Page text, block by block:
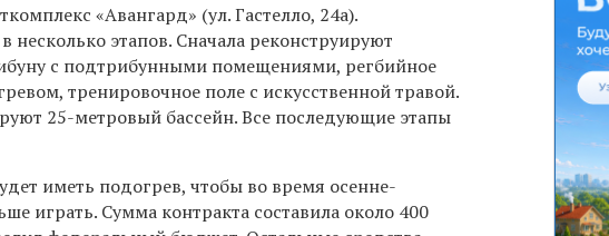
«Авангард» (ул. Гастелло, 24а).
этапов. Сначала реконструируют
с подтрибунными помещениями, регбийное
тренировочное поле с искусственной травой.
25-метровый бассейн. Все последующие этапы
иметь подогрев, чтобы во время осенне-
играть. Сумма контракта составила около 400